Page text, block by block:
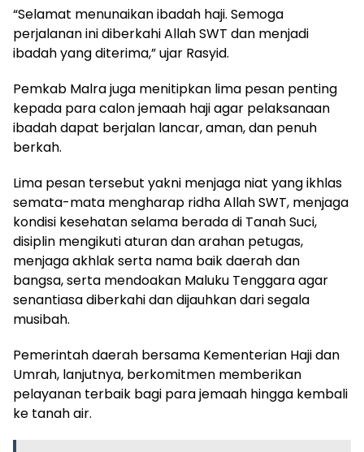
“Selamat menunaikan ibadah haji. Semoga
perjalanan ini diberkahi Allah SWT dan menjadi
ibadah yang diterima,” ujar Rasyid.
Pemkab Malra juga menitipkan lima pesan penting
kepada para calon jemaah haji agar pelaksanaan
ibadah dapat berjalan lancar, aman, dan penuh
berkah.
Lima pesan tersebut yakni menjaga niat yang ikhlas
semata-mata mengharap ridha Allah SWT, menjaga
kondisi kesehatan selama berada di Tanah Suci,
disiplin mengikuti aturan dan arahan petugas,
menjaga akhlak serta nama baik daerah dan
bangsa, serta mendoakan Maluku Tenggara agar
senantiasa diberkahi dan dijauhkan dari segala
musibah.
Pemerintah daerah bersama Kementerian Haji dan
Umrah, lanjutnya, berkomitmen memberikan
pelayanan terbaik bagi para jemaah hingga kembali
ke tanah air.